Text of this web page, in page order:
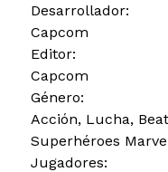
Desarrollador:
Capcom
Editor:
Capcom
Género:
Acción, Lucha,
Superhéroes
Jugadores: